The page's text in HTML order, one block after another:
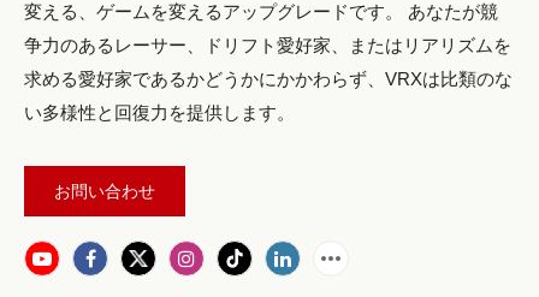
変える、ゲームを変えるアップグレードです。 あなたが競
争力のあるレーサー、ドリフト愛好家、またはリアリズムを
求める愛好家であるかどうかにかかわらず、VRXは比類のな
い多様性と回復力を提供します。
お問い合わせ